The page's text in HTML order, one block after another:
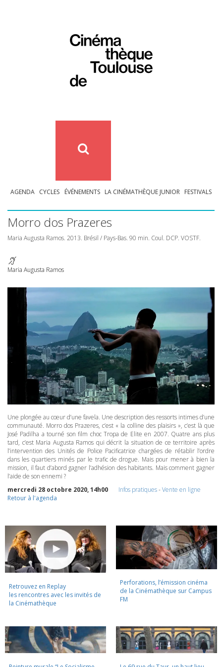
AGENDA CYCLES ÉVÉNEMENTS LA CINÉMATHÈQUE JUNIOR FESTIVALS
Morro dos Prazeres
Maria Augusta Ramos. 2013. Brésil / Pays-Bas. 90 min. Coul. DCP. VOSTF.
Maria Augusta Ramos
Une plongée au cœur d’une favela. Une description des ressorts intimes d’une
communauté. Morro dos Prazeres, c’est « la colline des plaisirs », c’est là que
José Padilha a tourné son film choc Tropa de Elite en 2007. Quatre ans plus
tard, c’est Maria Augusta Ramos qui décrit la situation de ce territoire après
l’intervention des Unités de Police Pacificatrice chargées de rétablir l’ordre
dans les quartiers minés par le trafic de drogue. Mais pour mener à bien la
mission, il faut d’abord gagner l’adhésion des habitants. Mais comment gagner
l’aide de son ennemi ?
mercredi 28 octobre 2020, 14h00
Infos pratiques-Vente en ligne
Retour à l'agenda
Retrouvez en Replay
les rencontres avec les invités de
la Cinémathèque
Perforations, l’émission cinéma
de la Cinémathèque sur Campus
FM